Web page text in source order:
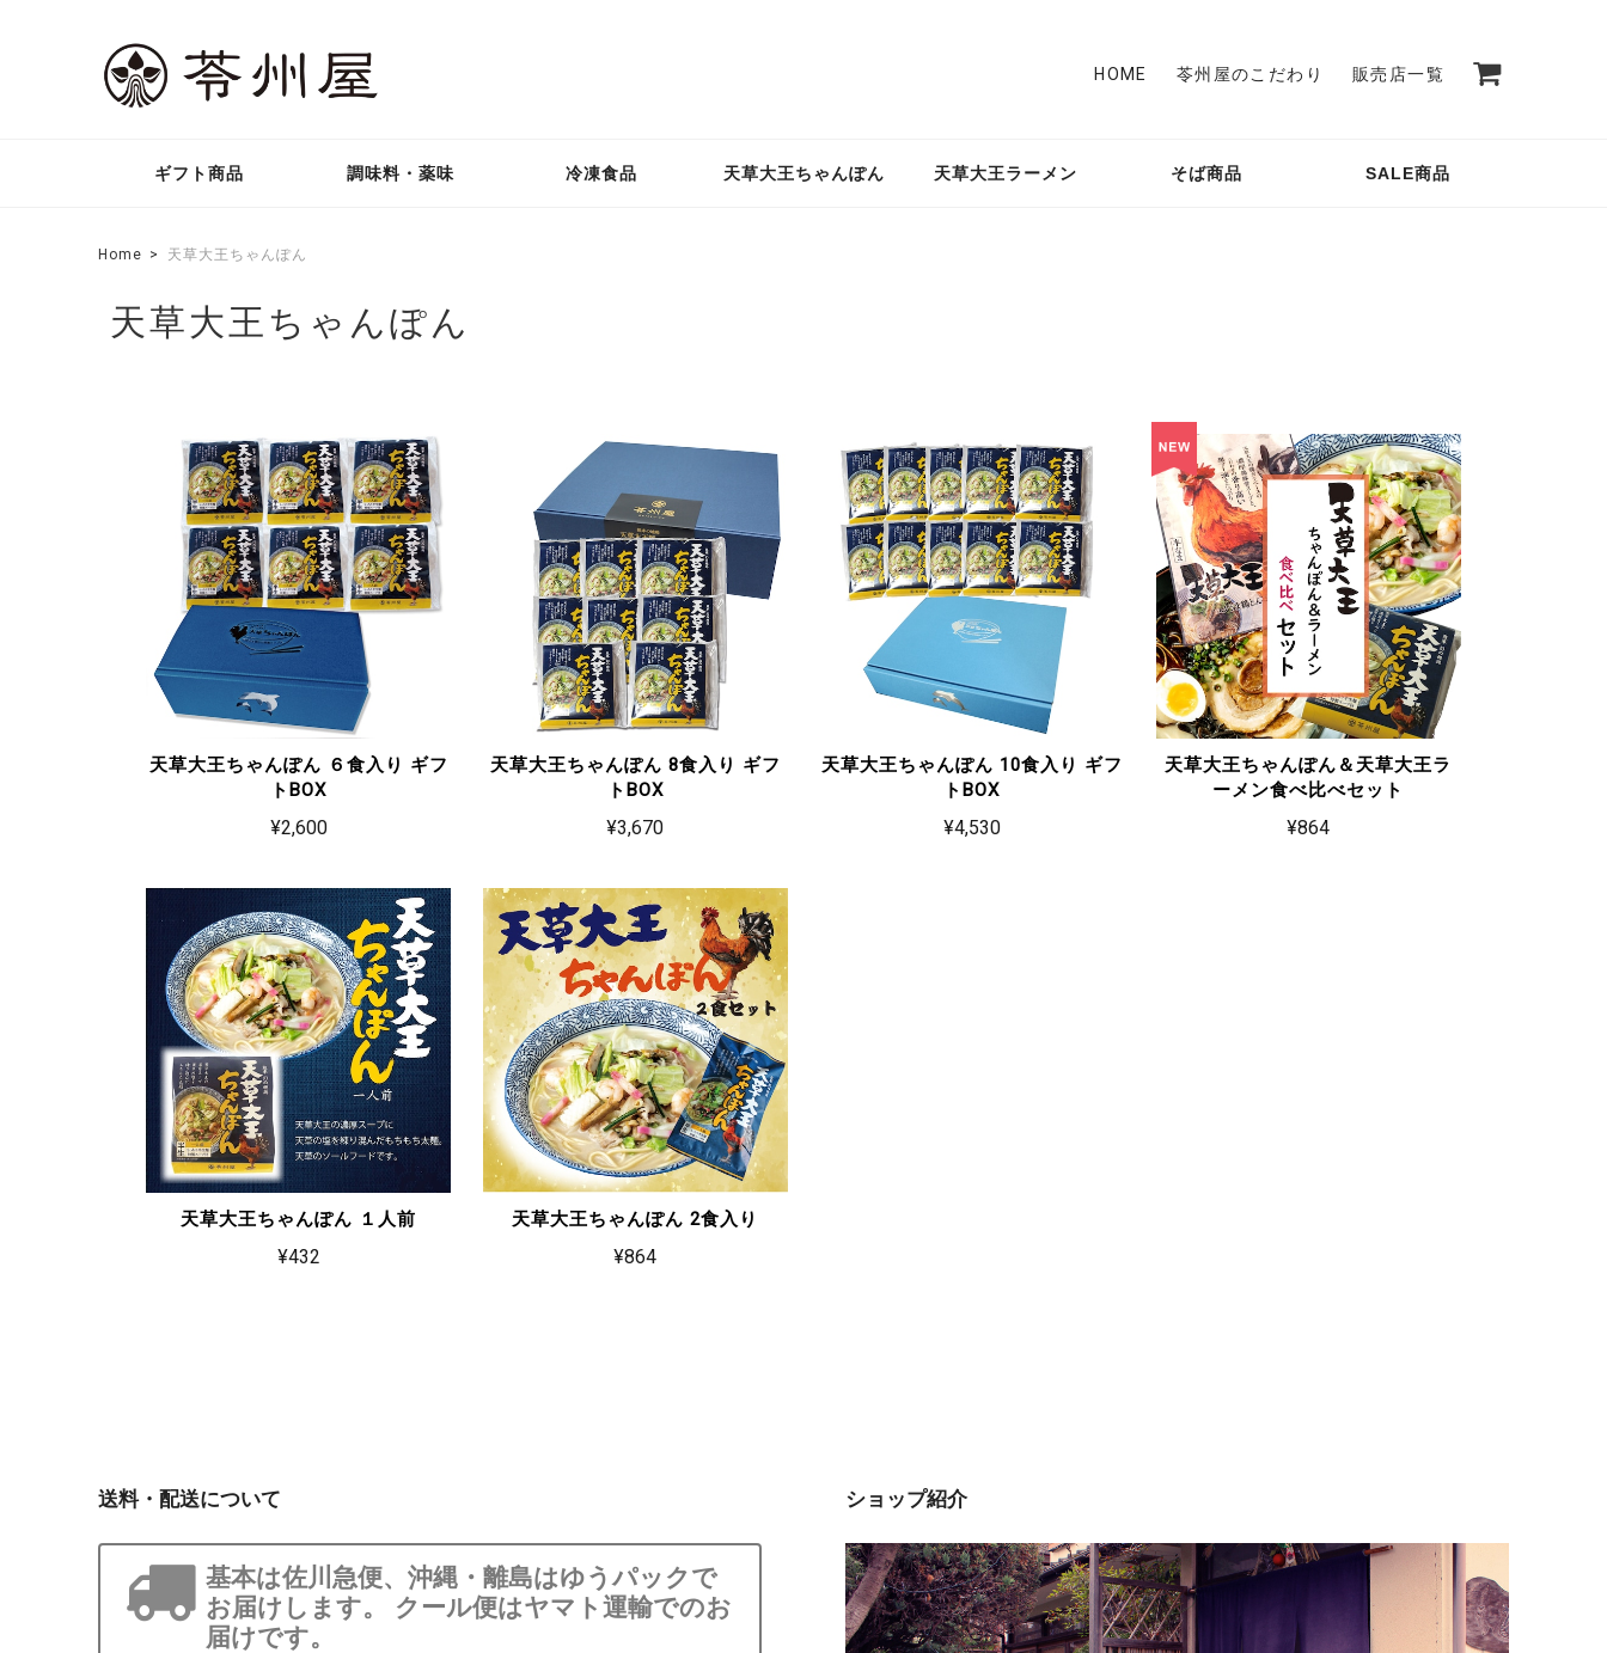
HOME 苓州屋のこだわり 販売店一覧
ギフト商品 調味料・薬味 冷凍食品 天草大王ちゃんぽん 天草大王ラーメン そば商品 SALE商品
Home 天草大王ちゃんぽん
天草大王ちゃんぽん
天草大王ちゃんぽん ６食入り ギフ
トBOX
¥2,600
天草大王ちゃんぽん 8食入り ギフ
トBOX
¥3,670
天草大王ちゃんぽん 10食入り ギフ
トBOX
¥4,530
天草大王ちゃんぽん＆天草大王ラ
ーメン食べ比べセット
¥864
天草大王ちゃんぽん １人前
¥432
天草大王ちゃんぽん 2食入り
¥864
送料・配送について
基本は佐川急便、沖縄・離島はゆうパックで
お届けします。 クール便はヤマト運輸でのお
届けです。
ショップ紹介